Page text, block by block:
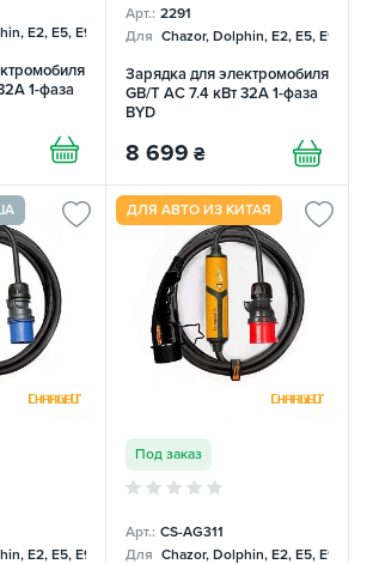
E2, E5, E9, Mercedes
1-фаза
Арт.: 2291
Для Chazor, Dolphin, E2, E5, E9,
Зарядка для электромобиля
GB/T AC 7.4 кВт 32А 1-фаза
BYD
8 699 ₴
E2, E5, E9, Mercedes
ДЛЯ АВТО ИЗ КИТАЯ
Под заказ
Арт.: CS-AG311
Для Chazor, Dolphin, E2, E5, E9,